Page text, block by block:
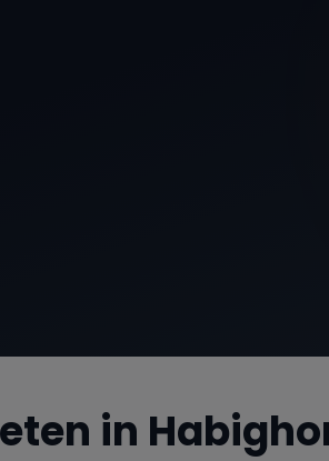
in